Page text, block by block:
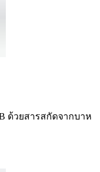
ด้วยสารสกัดจากบาห